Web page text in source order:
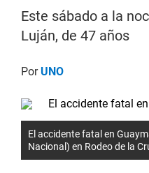
Este sábado a la
Luján, de 47 años
PorUNO
El accidente fatal en
Nacional) en Rodeo de la